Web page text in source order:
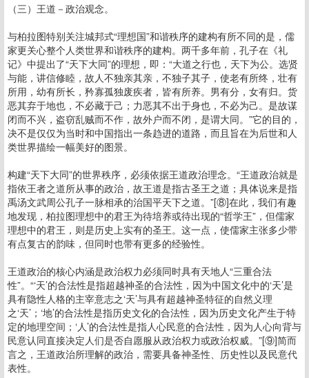
（三）王道－政治观念。
与柏拉图特别关注城邦式“理想国”和谐秩序的建构有所不同的是，儒
家更关心整个人类世界和谐秩序的建构。两千多年前，孔子在《礼
记》中提出了“天下大同”的理想，即：“大道之行也，天下为公。选贤
与能，讲信修睦，故人不独亲其亲，不独子其子，使老有所终，壮有
所用，幼有所长，矜寡孤独废疾者，皆有所养。男有分，女有归。货
恶其弃于地也，不必藏于己；力恶其不出于身也，不必为己。是故谋
闭而不兴，盗窃乱贼而不作，故外户而不闭，是谓大同。”它的目的，
决不是仅仅为当时和中国指出一条趋进的道路，而且旨在为后世和人
类世界描绘一幅美好的图景。
构建“天下大同”的世界秩序，必须依据王道政治理念。“王道政治就是
指依王者之道所从事的政治，故王道是指古圣王之道；具体说来是指
禹汤文武周公孔子一脉相承的治国平天下之道。”[⑧]在此，我们有趣
地发现，柏拉图理想中的君王为待培养或待出现的“哲学王”，但儒家
理想中的君王，则是历史上实有的圣王。这一点，使儒家主张多少带
有点复古的韵味，但同时也带有更多的经验性。
王道政治的核心内涵是政治权力必须同时具有天地人“三重合法
性”。“‘天’的合法性是指超越神圣的合法性，因为中国文化中的‘天’是
具有隐性人格的主宰意志之‘天’与具有超越神圣特征的自然义理
之‘天’；‘地’的合法性是指历史文化的合法性，因为历史文化产生于特
定的地理空间；‘人’的合法性是指人心民意的合法性，因为人心向背与
民意认同直接决定人们是否自愿服从政治权力或政治权威。”[⑨]简而
言之，王道政治所理解的政治，需要具备神圣性、历史性以及民意代
表性。